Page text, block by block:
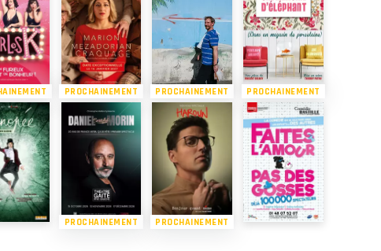
PROCHAINEMENT PROCHAINEMENT PROCHAINEMENT
PROCHAINEMENT PROCHAINEMENT